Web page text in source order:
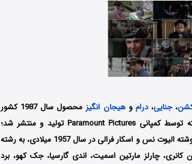
،جنایی،درام وهیجان انگیز
محصول سال 1987 کشور
آمریکا به کارگردانی برایان دی پالما (Brian De Palma) است که توسط کمپانی‌ Paramount Pictures تولید و منتشر شد؛
فیلمنامه این فیلم را نیز دیوید ممت براساس رمانی به همین نام نوشته الیوت نس و اسکار فرالی در سال 1957 میلادی، به رشته
کانری، چارلز مارتین اسمیت، اندی گارسیا، جک کهو، برد